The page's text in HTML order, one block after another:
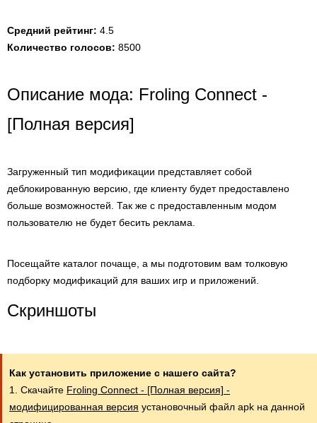
Средний рейтинг: 4.5
Количество голосов: 8500
Описание мода: Froling Connect -
[Полная версия]
Загруженный тип модификации представляет собой
деблокированную версию, где клиенту будет предоставлено
больше возможностей. Так же с предоставленным модом
пользователю не будет бесить реклама.
Посещайте каталог почаще, а мы подготовим вам толковую
подборку модификаций для ваших игр и приложений.
Скриншоты
Как установить приложение с нашего сайта?
1. Скачайте Froling Connect - [Полная версия] -
модифицированная версия установочный файл apk на данной